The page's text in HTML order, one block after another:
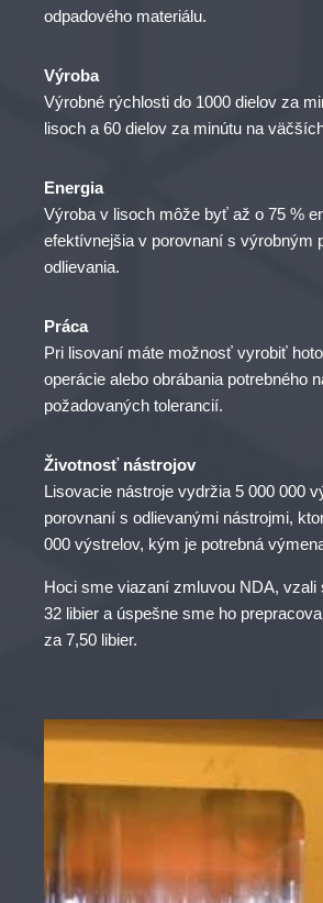
odpadového materiálu.
Výroba
Výrobné rýchlosti do 1000 dielov za
lisoch a 60 dielov za minútu na
Energia
Výroba v lisoch môže byť až o 75 %
efektívnejšia v porovnaní s výrobným
odlievania.
Práca
Pri lisovaní máte možnosť vyrobiť
operácie alebo obrábania potrebného
požadovaných tolerancií.
Životnosť nástrojov
Lisovacie nástroje vydržia 5 000 000
porovnaní s odlievanými nástrojmi,
000 výstrelov, kým je potrebná
Hoci sme viazaní zmluvou NDA, vzali
32 libier a úspešne sme ho
za 7,50 libier.